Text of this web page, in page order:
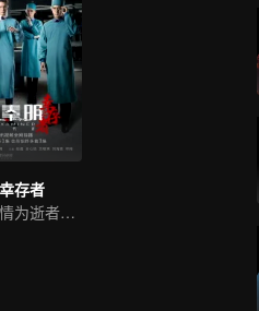
存者
秦明剖开案情为逝者代言